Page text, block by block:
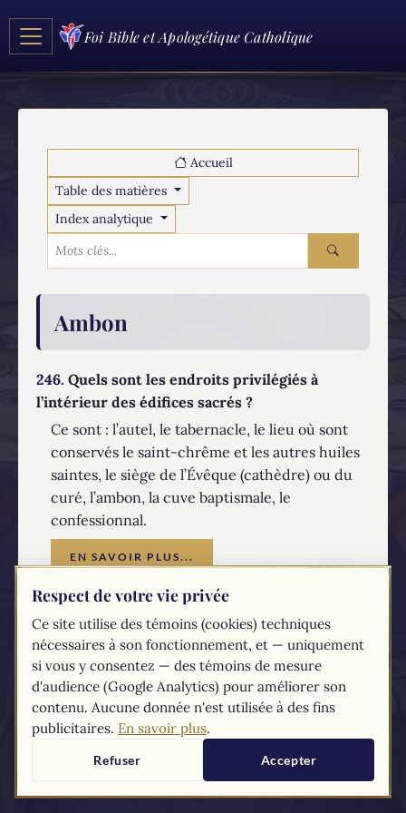
Foi Bible et Apologétique Catholique
Accueil
Table des matières
Index analytique
Ambon
246. Quels sont les endroits privilégiés à
l’intérieur des édifices sacrés ?
Ce sont : l’autel, le tabernacle, le lieu où sont
conservés le saint-chrême et les autres huiles
saintes, le siège de l’Évêque (cathèdre) ou du
curé, l’ambon, la cuve baptismale, le
confessionnal.
EN SAVOIR PLUS...
Les textes duCompendiumdu catéchisme de l'Église catholique sont
tirés du site du Vatican
Respect de votre vie privée
Ce site utilise des témoins (cookies) techniques
nécessaires à son fonctionnement, et — uniquement
si vous y consentez — des témoins de mesure
d'audience (Google Analytics) pour améliorer son
contenu. Aucune donnée n'est utilisée à des fins
publicitaires. En savoir plus.
Refuser Accepter